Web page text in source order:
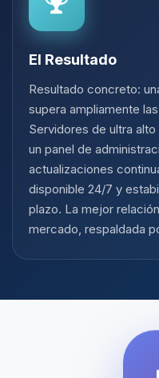
El Resultado
Resultado concreto:
supera ampliamente
Servidores de ultra
un panel de
actualizaciones
disponible 24/7 y
plazo. La mejor
mercado, respaldada